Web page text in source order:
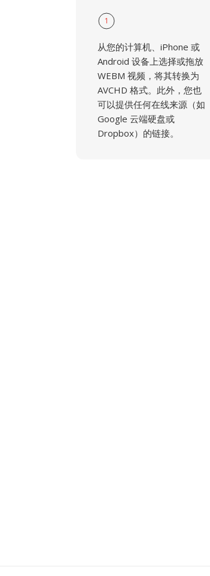
1
从您的计算机、iPhone 或
Android 设备上选择或拖放
WEBM 视频，将其转换为
AVCHD 格式。此外，您也
可以提供任何在线来源（如
Google 云端硬盘或
Dropbox）的链接。